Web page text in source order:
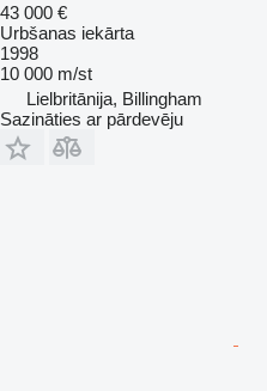
43 000 €
Urbšanas iekārta
1998
10 000 m/st
Lielbritānija, Billingham
Sazināties ar pārdevēju